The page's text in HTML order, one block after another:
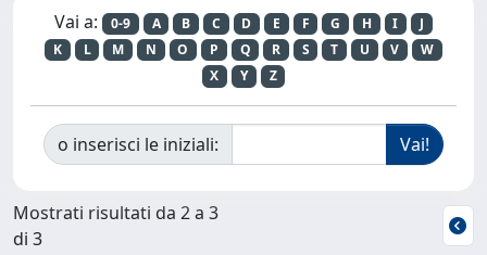
Vai a: 0-9 A B C D E F G H I
J
K
L M N O P Q R S T U V
W
X
Y Z
o inserisci le iniziali:
Mostrati risultati da 2 a 3
di 3